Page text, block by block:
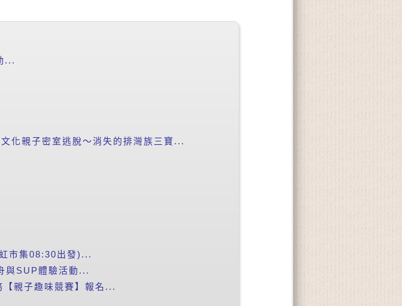
...
化親子密室逃脫～消失的排灣族三寶...
市集08:30出發)...
與SUP體驗活動...
親子趣味競賽】報名...